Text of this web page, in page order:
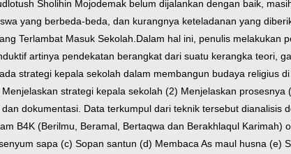
Sholihin Mojodemak belum dijalankan dengan baik,
yang berbeda-beda, dan kurangnya keteladanan yang
Terlambat Masuk Sekolah. Dalam hal ini, penulis melakukan
artinya pendekatan berangkat dari suatu kerangka teori,
strategi kepala sekolah dalam membangun budaya religius
strategi kepala sekolah (2) Menjelaskan
dokumentasi. Data terkumpul dari teknik tersebut dianalisis
B4K (Berilmu, Beramal, Bertaqwa dan Berakhlaqul Karimah)
sapa (c) Sopan santun (d) Membaca As maul husna (e)